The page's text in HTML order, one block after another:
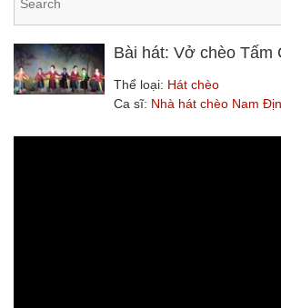
Bài hát: Vở chèo Tấm
Thể loại: Hát chèo
Ca sĩ: Nhà hát chèo Nam